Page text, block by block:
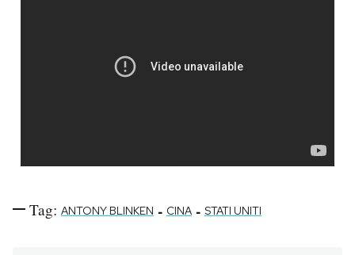
Tag: ANTONY BLINKEN - CINA - STATI UNITI